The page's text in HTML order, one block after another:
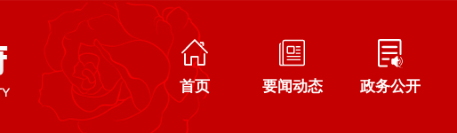
首页 要闻动态 政务公开